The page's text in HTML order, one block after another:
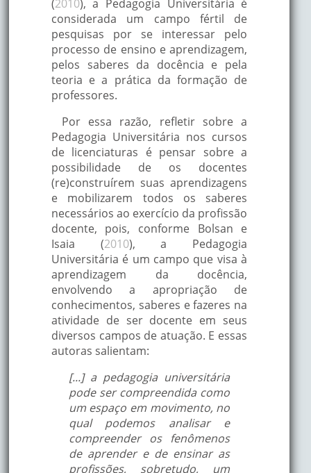
(2010), a Pedagogia Universitária é
considerada um campo fértil de
pesquisas por se interessar pelo
processo de ensino e aprendizagem,
pelos saberes da docência e pela
teoria e a prática da formação de
professores.
Por essa razão, refletir sobre a
Pedagogia Universitária nos cursos
de licenciaturas é pensar sobre a
possibilidade de os docentes
(re)construírem suas aprendizagens
e mobilizarem todos os saberes
necessários ao exercício da profissão
docente, pois, conforme Bolsan e
Isaia (2010), a Pedagogia
Universitária é um campo que visa à
aprendizagem da docência,
envolvendo a apropriação de
conhecimentos, saberes e fazeres na
atividade de ser docente em seus
diversos campos de atuação. E essas
autoras salientam:
[...] a pedagogia universitária
pode ser compreendida como
um espaço em movimento, no
qual podemos analisar e
compreender os fenômenos
de aprender e de ensinar as
profissões, sobretudo, um